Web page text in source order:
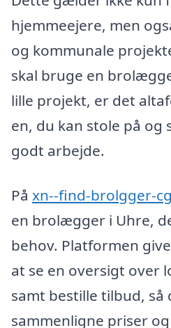
hjemmeejere, men
og kommunale
skal bruge en
lille projekt, er det
en, du kan stole på og
godt arbejde.
På xn--find-brolgger-
en brolægger i Uhre,
behov. Platformen
at se en oversigt over
samt bestille tilbud, så
sammenligne priser